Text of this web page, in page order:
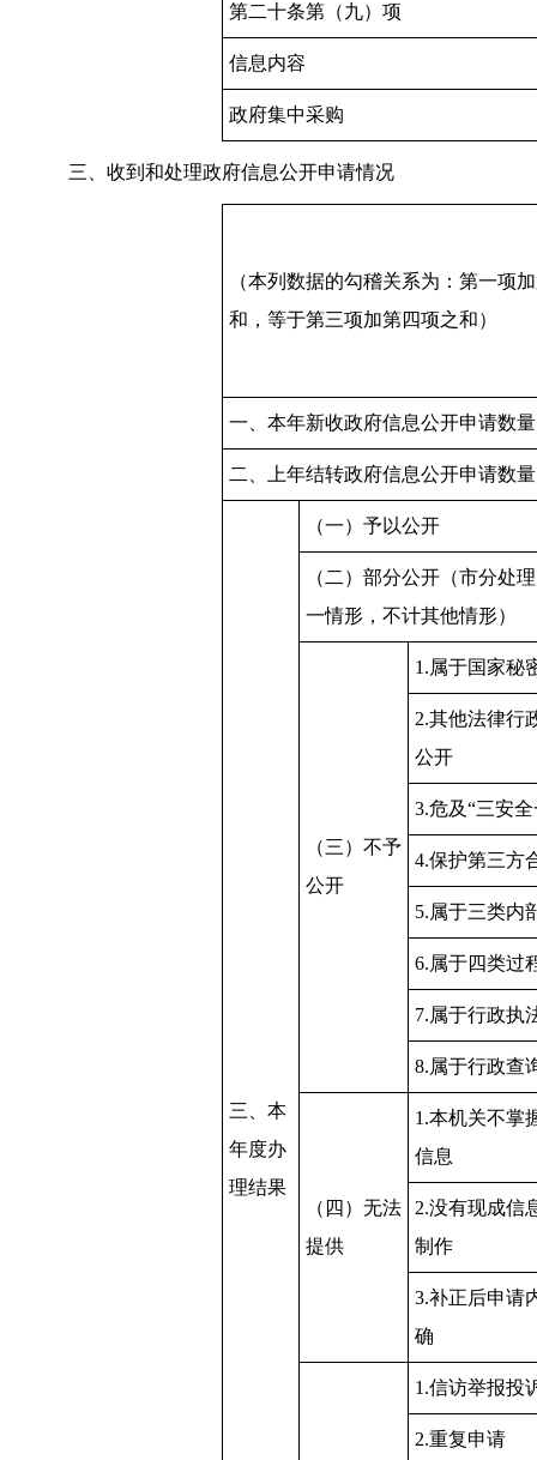
第二十条第（九）项
信息内容
政府集中采购
三、收到和处理政府信息公开申请情况
（本列数据的勾稽关系为：第一项
和，等于第三项加第四项之和）
一、本年新收政府信息公开申请数量
二、上年结转政府信息公开申请数量
三、本
年度办
理结果
（一）予以公开
（二）部分公开（市分处
一情形，不计其他情形）
（三）不予
公开
1.属于国家秘
2.其他法律行
公开
3.危及“三安
4.保护第三方
5.属于三类内
6.属于四类过
7.属于行政执
8.属于行政查
（四）无法
提供
1.本机关不掌
信息
2.没有现成信
制作
3.补正后申请
确
1.信访举报投
2.重复申请